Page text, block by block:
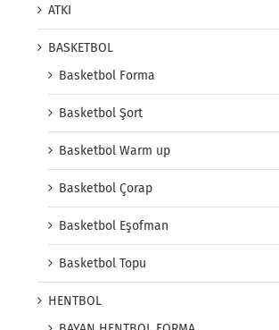
ATKI
BASKETBOL
Basketbol Forma
Basketbol Şort
Basketbol Warm up
Basketbol Çorap
Basketbol Eşofman
Basketbol Topu
HENTBOL